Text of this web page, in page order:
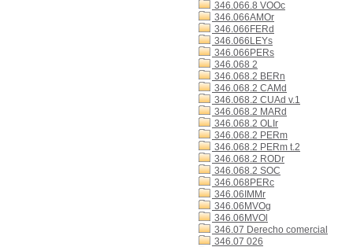
346.066.8 VOOc
346.066AMOr
346.066FERd
346.066LEYs
346.066PERs
346.068 2
346.068.2 BERn
346.068.2 CAMd
346.068.2 CUAd v.1
346.068.2 MARd
346.068.2 OLIr
346.068.2 PERm
346.068.2 PERm t.2
346.068.2 RODr
346.068.2 SOC
346.068PERc
346.06IMMr
346.06MVOg
346.06MVOl
346.07 Derecho comercial
346.07 026